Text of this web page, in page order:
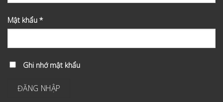
Mật khẩu *
Ghi nhớ mật khẩu
ĐĂNG NHẬP